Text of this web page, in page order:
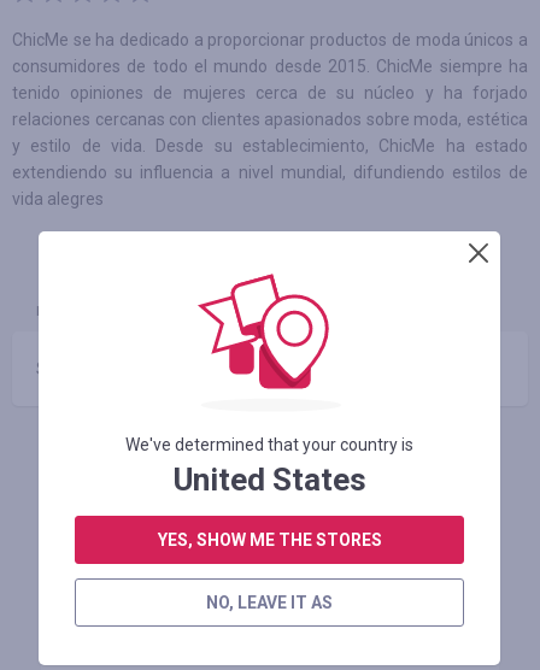
ChicMe se ha dedicado a proporcionar productos de moda únicos a
consumidores de todo el mundo desde 2015. ChicMe siempre ha
tenido opiniones de mujeres cerca de su núcleo y ha forjado
relaciones cercanas con clientes apasionados sobre moda, estética
y estilo de vida. Desde su establecimiento, ChicMe ha estado
extendiendo su influencia a nivel mundial, difundiendo estilos de
vida alegres
GARANTÍA CUPONES
Sin códigos promocionales
Tiendas similares
We've determined that your country is
United States
YES, SHOW ME THE STORES
NO, LEAVE IT AS